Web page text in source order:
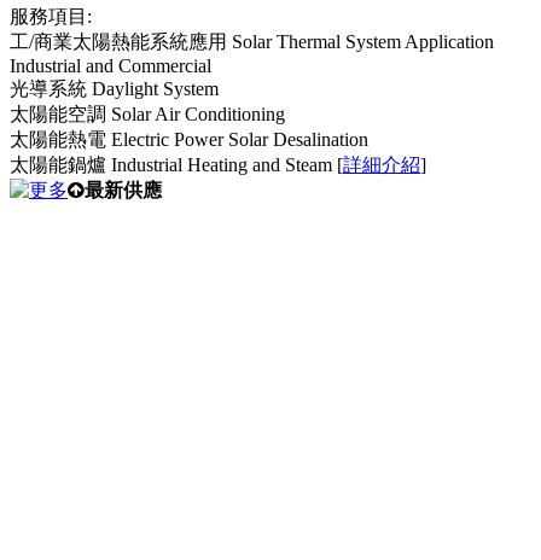
服務項目:
工/商業太陽熱能系統應用 Solar Thermal System Application
Industrial and Commercial
光導系統 Daylight System
太陽能空調 Solar Air Conditioning
太陽能熱電 Electric Power Solar Desalination
太陽能鍋爐 Industrial Heating and Steam [詳細介紹]
最新供應